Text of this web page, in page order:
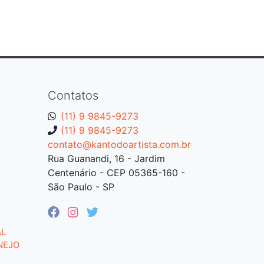
Contatos
(11) 9 9845-9273
(11) 9 9845-9273
contato@kantodoartista.com.br
Rua Guanandi, 16 - Jardim
Centenário - CEP 05365-160 -
São Paulo - SP